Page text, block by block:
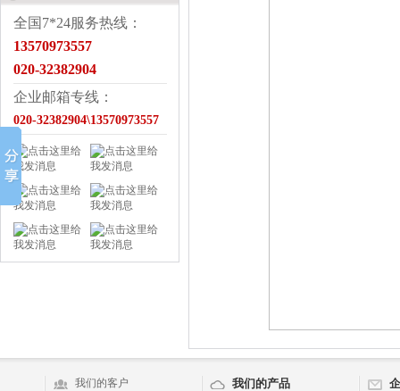
全国7*24服务热线：
13570973557
020-32382904
企业邮箱专线：
020-32382904\13570973557
我们的客户
我们的产品